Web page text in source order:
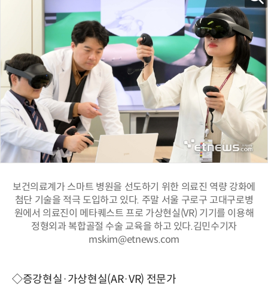
보건의료계가 스마트 병원을 선도하기 위한 의료진 역량 강화에
첨단 기술을 적극 도입하고 있다. 주말 서울 구로구 고대구로병
원에서 의료진이 메타퀘스트 프로 가상현실(VR) 기기를 이용해
정형외과 복합골절 수술 교육을 하고 있다.김민수기자
mskim@etnews.com
◇증강현실·가상현실(AR·VR) 전문가